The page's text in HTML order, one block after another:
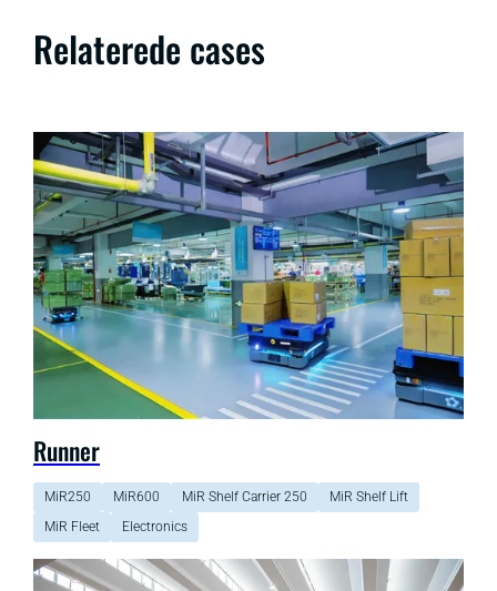
Relaterede cases
Runner
MiR250 MiR600 MiR Shelf Carrier 250
MiR Shelf Lift
MiR Fleet
Electronics